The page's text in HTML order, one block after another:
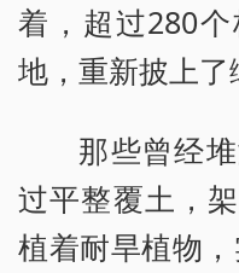
着，超过280
地，重新披上了
那些曾经
过平整覆土，
植着耐旱植物